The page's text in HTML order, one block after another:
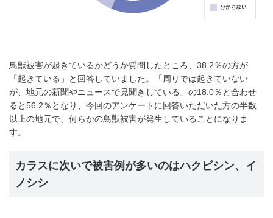
鳥獣被害が起きているかどうか質問したところ、38.2％の方が
「起きている」と回答していました。「周りでは起きていない
が、地元の新聞やニュースで見聞きしている」の18.0％と合わせ
ると56.2％となり、今回のアンケートに回答いただいた方の半数
以上の地元で、何らかの鳥獣被害が発生していることになりま
す。
カラスに次いで被害例が多いのはハクビシン、イ
ノシシ